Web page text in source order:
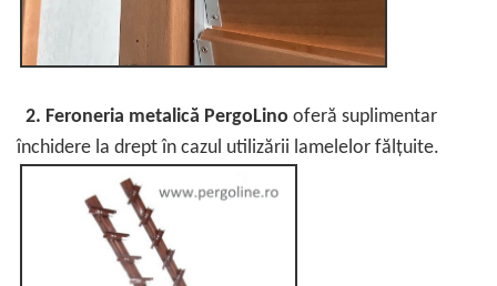
2. Feroneria metalică PergoLino oferă suplimentar
închidere la drept în cazul utilizării lamelelor fălțuite.